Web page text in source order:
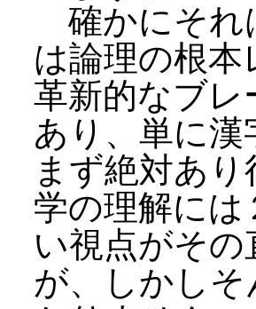
確かにそれ
は論理の根
革新的なブ
あり、単に
まず絶対あ
学の理解に
い視点がそ
が、しかし